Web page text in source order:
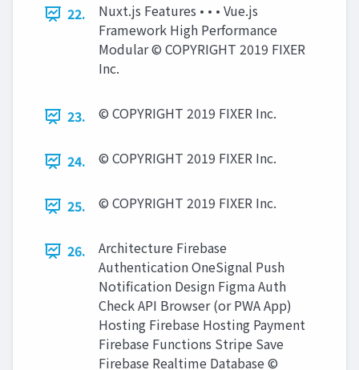
22.
Nuxt.js Features • • • Vue.js
Framework High Performance
Modular © COPYRIGHT 2019 FIXER
Inc.
23. © COPYRIGHT 2019 FIXER Inc.
24. © COPYRIGHT 2019 FIXER Inc.
25. © COPYRIGHT 2019 FIXER Inc.
26.
Architecture Firebase
Authentication OneSignal Push
Notification Design Figma Auth
Check API Browser (or PWA App)
Hosting Firebase Hosting Payment
Firebase Functions Stripe Save
Firebase Realtime Database ©